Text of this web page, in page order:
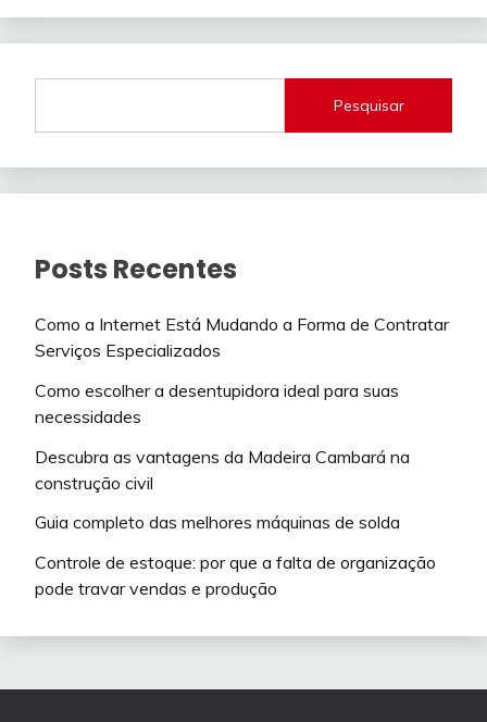
Pesquisar
Posts Recentes
Como a Internet Está Mudando a Forma de Contratar
Serviços Especializados
Como escolher a desentupidora ideal para suas
necessidades
Descubra as vantagens da Madeira Cambará na
construção civil
Guia completo das melhores máquinas de solda
Controle de estoque: por que a falta de organização
pode travar vendas e produção